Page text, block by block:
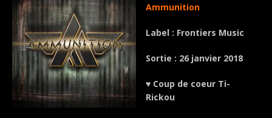
Ammunition
Label : Frontiers Music
Sortie : 26 janvier 2018
♥ Coup de coeur Ti-
Rickou